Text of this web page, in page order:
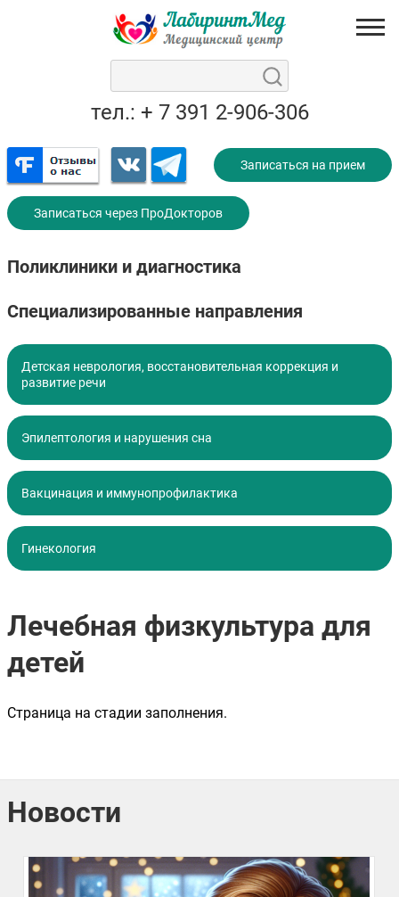
тел.: + 7 391 2-906-306
Записаться на прием
Записаться через ПроДокторов
Поликлиники и диагностика
Специализированные направления
Детская неврология, восстановительная коррекция и
развитие речи
Эпилептология и нарушения сна
Вакцинация и иммунопрофилактика
Гинекология
Лечебная физкультура для
детей
Страница на стадии заполнения.
Новости